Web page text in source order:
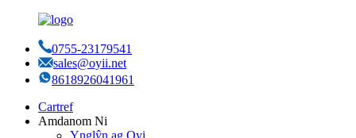
0755-23179541
sales@oyii.net
8618926041961
Cartref
Amdanom Ni
Ynglŷn ag Oyi